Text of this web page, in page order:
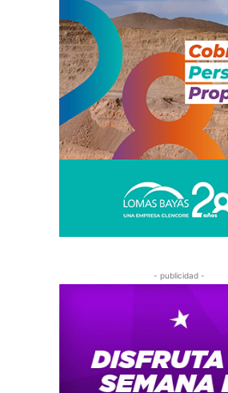
- publicidad -